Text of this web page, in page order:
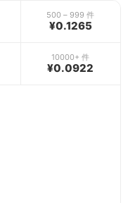
500 – 999 件
¥0.1265
10000+ 件
¥0.0922